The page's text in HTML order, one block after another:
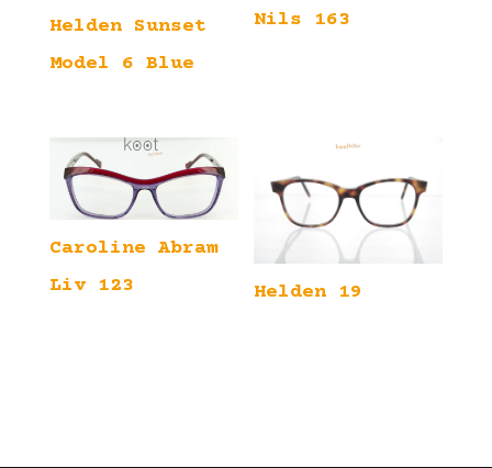
Helden Sunset
Model 6 Blue
Nils 163
Caroline Abram
Liv 123
Helden 19